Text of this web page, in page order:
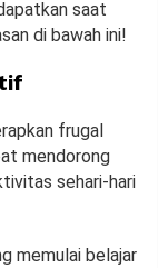
saat
di bawah ini!
frugal
mendorong
sehari-hari
memulai belajar